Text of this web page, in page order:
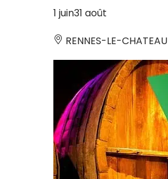
1 juin31 août
RENNES-LE-CHATEAU